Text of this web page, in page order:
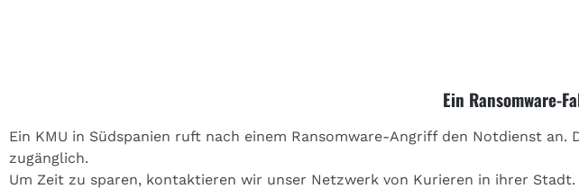
Ein Ransomware-
Ein KMU in Südspanien ruft nach einem Ransomware-Angriff den Notdienst
zugänglich.
Um Zeit zu sparen, kontaktieren wir unser Netzwerk von Kurieren in ihrer